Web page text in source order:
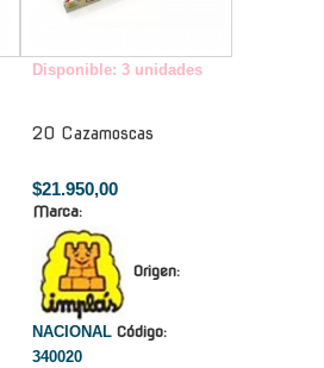
Disponible: 3 unidades
20 Cazamoscas
$21.950,00
Marca:
Origen:
NACIONAL Código:
340020